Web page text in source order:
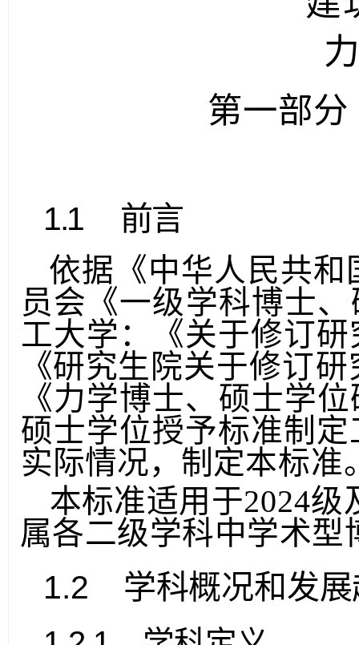
建
第一部分
1.1 前言
依据《中华人民共
员会《一级学科博士、
工大学：《关于修订
《研究生院关于修订
《力学博士、硕士学
硕士学位授予标准制
实际情况，制定本标准
本标准适用于2024级
属各二级学科中学术
1.2 学科概况和发